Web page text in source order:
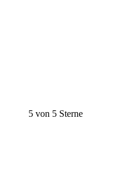
5 von 5 Sterne